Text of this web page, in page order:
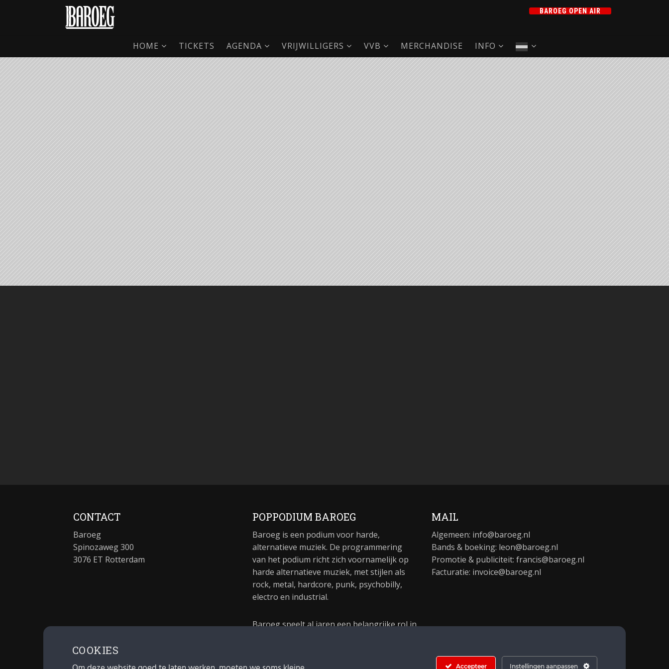
BAROEG OPEN AIR
HOME TICKETS AGENDA VRIJWILLIGERS VVB MERCHANDISE INFO
CONTACT
Baroeg
Spinozaweg 300
3076 ET Rotterdam
POPPODIUM BAROEG
Baroeg is een podium voor harde,
alternatieve muziek. De programmering
van het podium richt zich voornamelijk op
harde alternatieve muziek, met stijlen als
rock, metal, hardcore, punk, psychobilly,
electro en industrial.
Baroeg speelt al jaren een belangrijke rol in
MAIL
Algemeen: info@baroeg.nl
Bands & boeking: leon@baroeg.nl
Promotie & publiciteit: francis@baroeg.nl
Facturatie: invoice@baroeg.nl
COOKIES
Accepteer Instellingen aanpassen